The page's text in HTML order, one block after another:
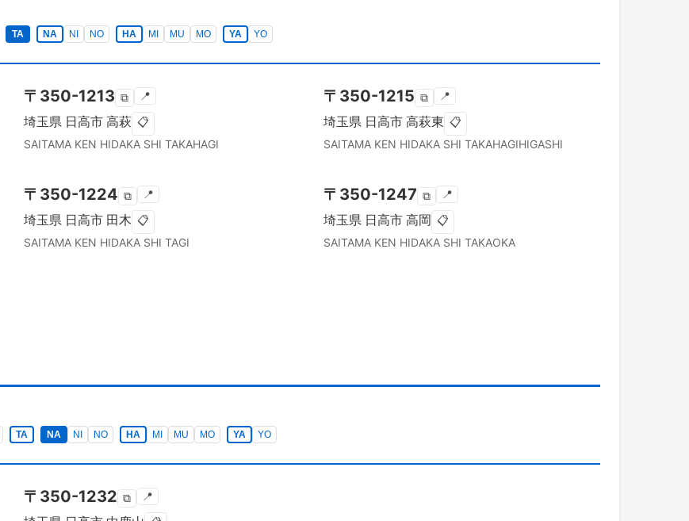
TA NA NI NO HA MI MU MO YA YO
〒 350-1213 ⧉ 📍
埼玉県 日高市 高萩 📋
SAITAMA KEN HIDAKA SHI TAKAHAGI
〒 350-1215 ⧉ 📍
埼玉県 日高市 高萩東 📋
SAITAMA KEN HIDAKA SHI TAKAHAGIHIGASHI
〒 350-1224 ⧉ 📍
埼玉県 日高市 田木 📋
SAITAMA KEN HIDAKA SHI TAGI
〒 350-1247 ⧉ 📍
埼玉県 日高市 高岡 📋
SAITAMA KEN HIDAKA SHI TAKAOKA
TA NA NI NO HA MI MU MO YA YO
〒 350-1232 ⧉ 📍